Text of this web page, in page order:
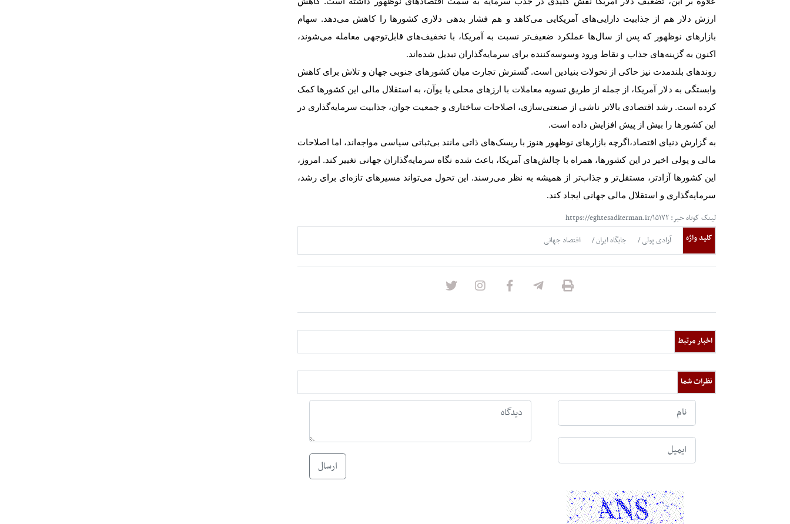
ارزش دلار هم از جذابیت دارایی‌های آمریکایی می‌کاهد و هم فشار بدهی دلاری کشورها را کاهش می‌دهد. سهام
بازارهای نوظهور که پس از سال‌ها عملکرد ضعیف‌تر نسبت به آمریکا، با تخفیف‌های قابل‌توجهی معامله می‌شوند،
اکنون به گزینه‌های جذاب و نقاط ورود وسوسه‌کننده برای سرمایه‌گذاران تبدیل شده‌اند.
روندهای بلندمدت نیز حاکی از تحولات بنیادین است. گسترش تجارت میان کشورهای جنوبی جهان و تلاش برای کاهش
وابستگی به دلار آمریکا، از جمله از طریق تسویه معاملات با ارزهای محلی یا یوآن، به استقلال مالی این کشورها کمک
کرده است. رشد اقتصادی بالاتر ناشی از صنعتی‌سازی، اصلاحات ساختاری و جمعیت جوان، جذابیت سرمایه‌گذاری در
این کشورها را بیش از پیش افزایش داده است.
به گزارش دنیای اقتصاد،اگرچه بازارهای نوظهور هنوز با ریسک‌های ذاتی مانند بی‌ثباتی سیاسی مواجه‌اند، اما اصلاحات
مالی و پولی اخیر در این کشورها، همراه با چالش‌های آمریکا، باعث شده نگاه سرمایه‌گذاران جهانی تغییر کند. امروز،
این کشورها آزادتر، مستقل‌تر و جذاب‌تر از همیشه به نظر می‌رسند. این تحول می‌تواند مسیرهای تازه‌ای برای رشد،
سرمایه‌گذاری و استقلال مالی جهانی ایجاد کند.
لینک کوتاه خبر: https://eghtesadkerman.ir/۱۵۱۷۲
کلید واژه
آزادی پولی جایگاه ایران اقتصاد جهانی
اخبار مرتبط
نظرات شما
ارسال